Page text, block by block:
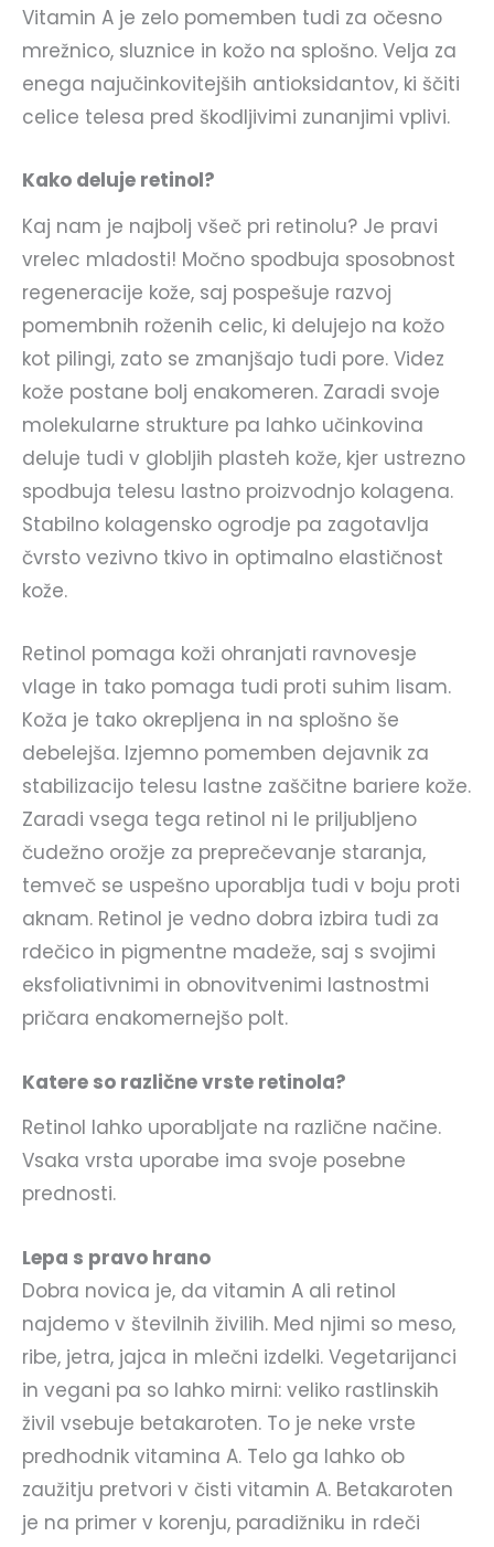
Vitamin A je zelo pomemben tudi za očesno
mrežnico, sluznice in kožo na splošno. Velja za
enega najučinkovitejših antioksidantov, ki ščiti
celice telesa pred škodljivimi zunanjimi vplivi.
Kako deluje retinol?
Kaj nam je najbolj všeč pri retinolu? Je pravi
vrelec mladosti! Močno spodbuja sposobnost
regeneracije kože, saj pospešuje razvoj
pomembnih roženih celic, ki delujejo na kožo
kot pilingi, zato se zmanjšajo tudi pore. Videz
kože postane bolj enakomeren. Zaradi svoje
molekularne strukture pa lahko učinkovina
deluje tudi v globljih plasteh kože, kjer ustrezno
spodbuja telesu lastno proizvodnjo kolagena.
Stabilno kolagensko ogrodje pa zagotavlja
čvrsto vezivno tkivo in optimalno elastičnost
kože.
Retinol pomaga koži ohranjati ravnovesje
vlage in tako pomaga tudi proti suhim lisam.
Koža je tako okrepljena in na splošno še
debelejša. Izjemno pomemben dejavnik za
stabilizacijo telesu lastne zaščitne bariere kože.
Zaradi vsega tega retinol ni le priljubljeno
čudežno orožje za preprečevanje staranja,
temveč se uspešno uporablja tudi v boju proti
aknam. Retinol je vedno dobra izbira tudi za
rdečico in pigmentne madeže, saj s svojimi
eksfoliativnimi in obnovitvenimi lastnostmi
pričara enakomernejšo polt.
Katere so različne vrste retinola?
Retinol lahko uporabljate na različne načine.
Vsaka vrsta uporabe ima svoje posebne
prednosti.
Lepa s pravo hrano
Dobra novica je, da vitamin A ali retinol
najdemo v številnih živilih. Med njimi so meso,
ribe, jetra, jajca in mlečni izdelki. Vegetarijanci
in vegani pa so lahko mirni: veliko rastlinskih
živil vsebuje betakaroten. To je neke vrste
predhodnik vitamina A. Telo ga lahko ob
zaužitju pretvori v čisti vitamin A. Betakaroten
je na primer v korenju, paradižniku in rdeči